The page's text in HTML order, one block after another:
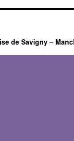
de Savigny –